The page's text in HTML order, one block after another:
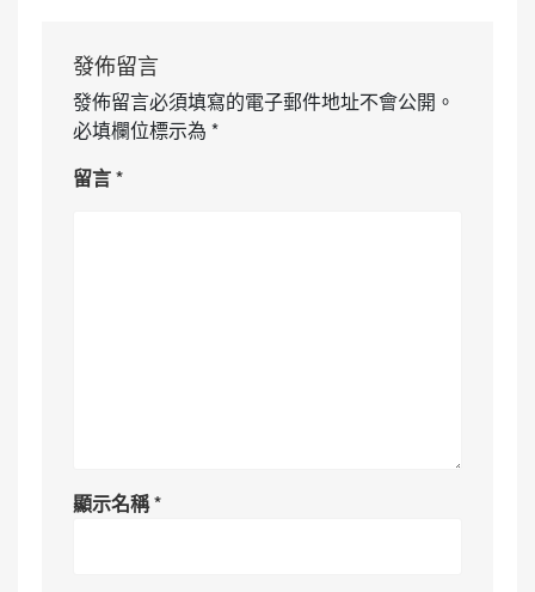
發佈留言
發佈留言必須填寫的電子郵件地址不會公開。
必填欄位標示為 *
留言*
顯示名稱*